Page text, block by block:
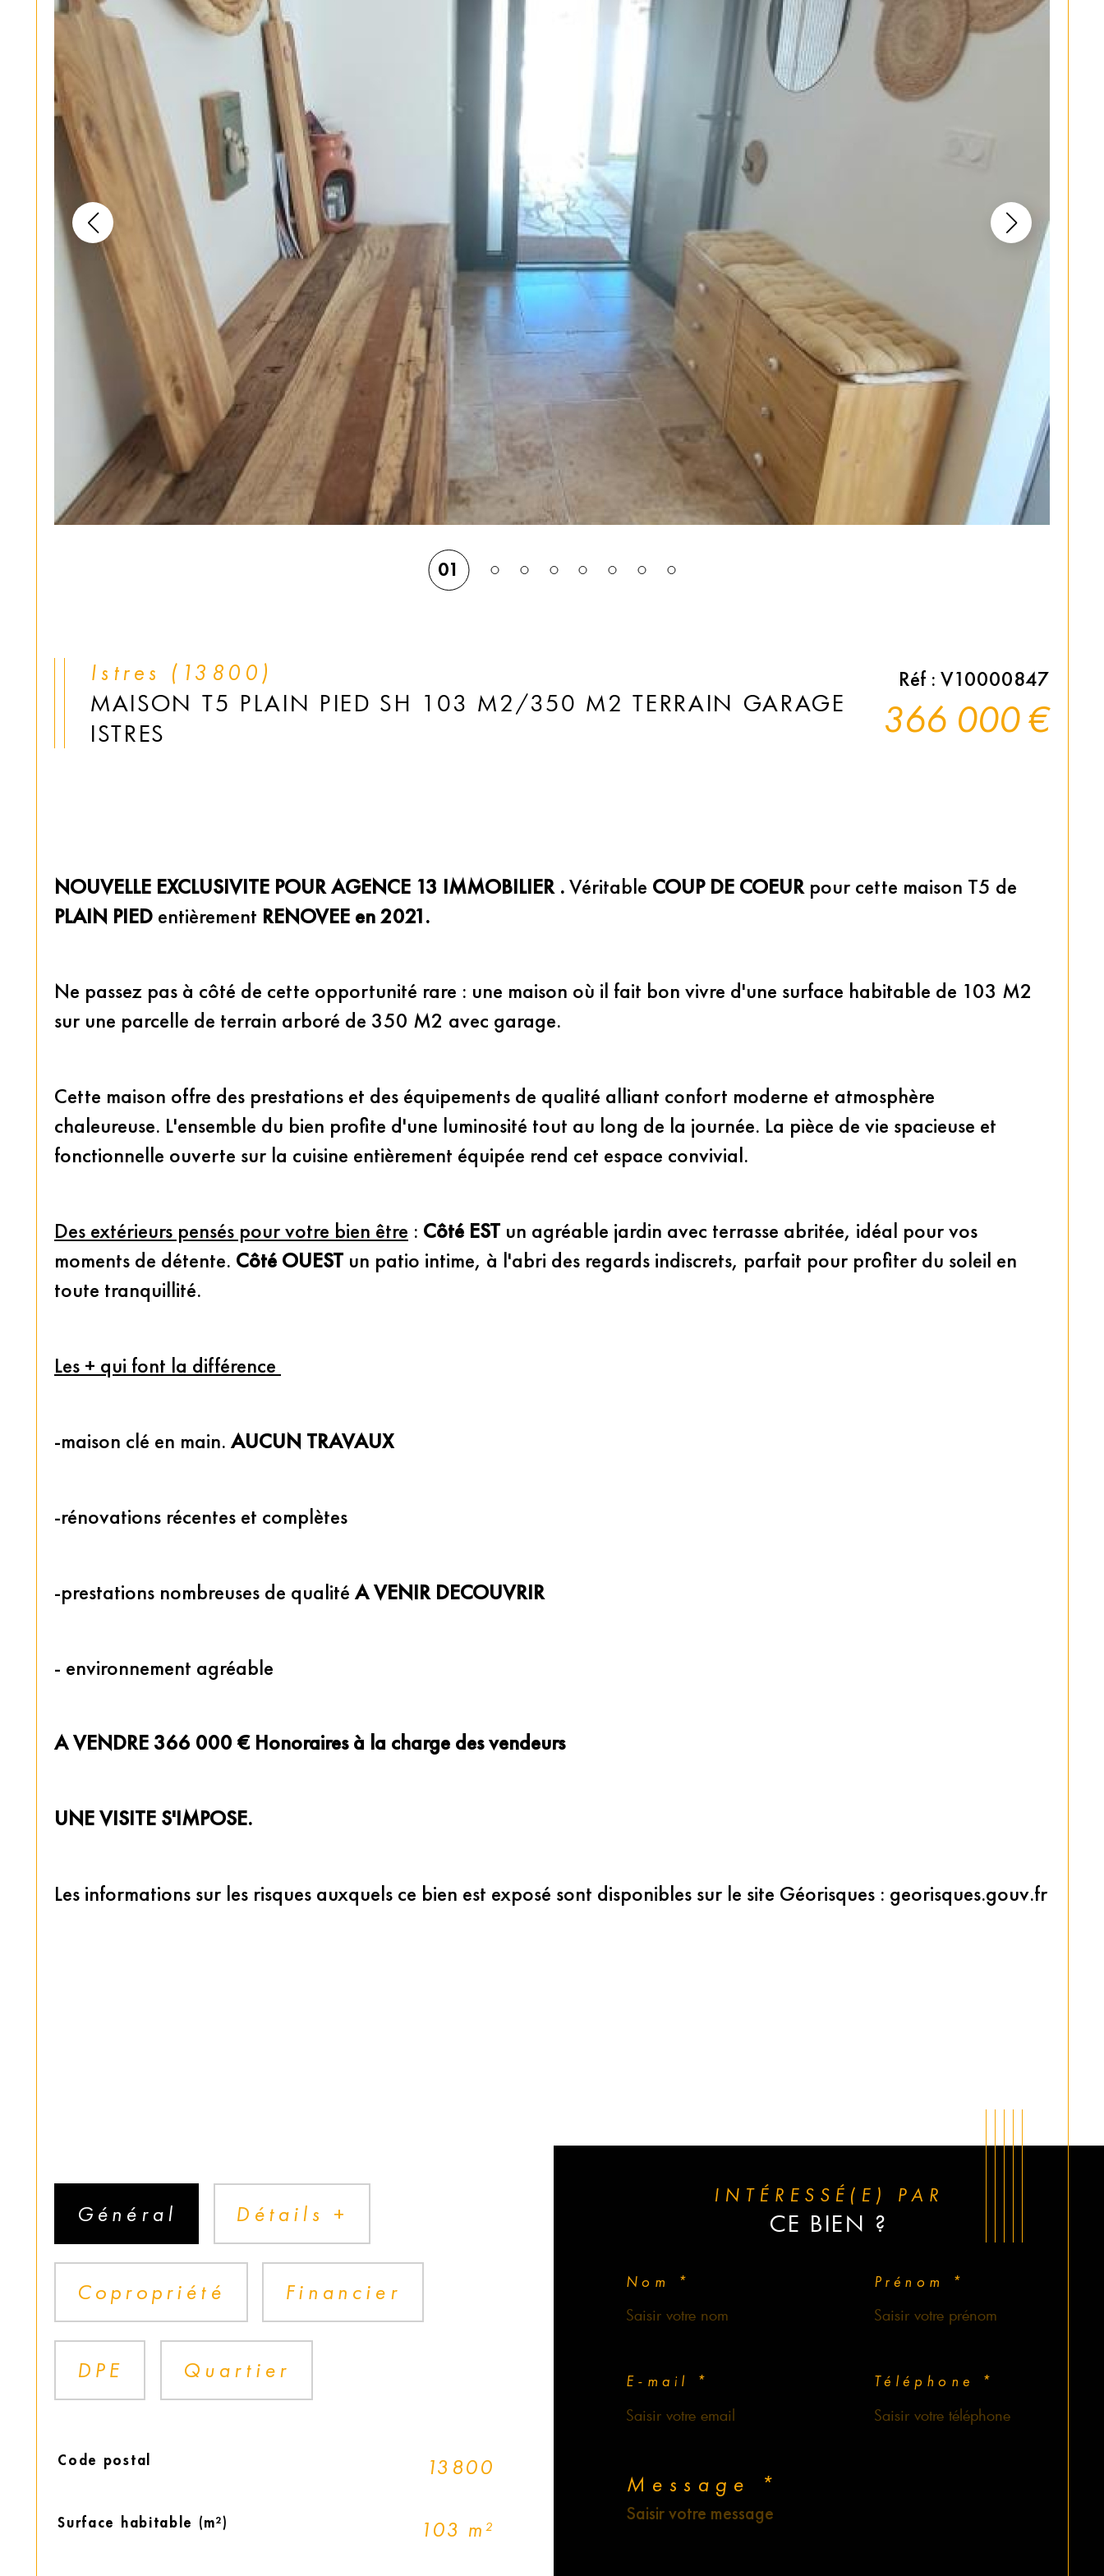
01
Istres (13800)
MAISON T5 PLAIN PIED SH 103 M2/350 M2 TERRAIN GARAGE
ISTRES
Réf : V10000847
366 000 €
NOUVELLE EXCLUSIVITE POUR AGENCE 13 IMMOBILIER . Véritable COUP DE COEUR pour cette maison T5 de
PLAIN PIED entièrement RENOVEE en 2021.
Ne passez pas à côté de cette opportunité rare : une maison où il fait bon vivre d'une surface habitable de 103 M2
sur une parcelle de terrain arboré de 350 M2 avec garage.
Cette maison offre des prestations et des équipements de qualité alliant confort moderne et atmosphère
chaleureuse. L'ensemble du bien profite d'une luminosité tout au long de la journée. La pièce de vie spacieuse et
fonctionnelle ouverte sur la cuisine entièrement équipée rend cet espace convivial.
Des extérieurs pensés pour votre bien être : Côté EST un agréable jardin avec terrasse abritée, idéal pour vos
moments de détente. Côté OUEST un patio intime, à l'abri des regards indiscrets, parfait pour profiter du soleil en
toute tranquillité.
Les + qui font la différence
-maison clé en main. AUCUN TRAVAUX
-rénovations récentes et complètes
-prestations nombreuses de qualité A VENIR DECOUVRIR
- environnement agréable
A VENDRE 366 000 € Honoraires à la charge des vendeurs
UNE VISITE S'IMPOSE.
Les informations sur les risques auxquels ce bien est exposé sont disponibles sur le site Géorisques : georisques.gouv.fr
Général Détails +
Copropriété Financier
DPE Quartier
TRAD_SIROCCO_Caracteristique
Code postal 13800
Surface habitable (m²) 103 m²
INTÉRESSÉ(E) PAR
CE BIEN ?
Nom * Prénom *
E-mail * Téléphone *
Message *